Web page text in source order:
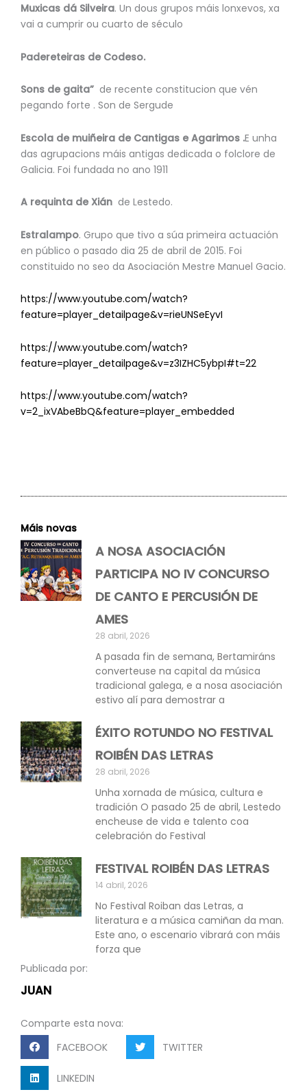
Publicada por:
JUAN
Comparte esta nova:
FACEBOOK
TWITTER
LINKEDIN
Muxicas dá Silveira. Un dous grupos máis lonxevos, xa
vai a cumprir ou cuarto de século
Padereteiras de Codeso.
Sons de gaita” de recente constitucion que vén
pegando forte . Son de Sergude
Escola de muiñeira de Cantigas e Agarimos .E unha
das agrupacions máis antigas dedicada o folclore de
Galicia. Foi fundada no ano 1911
A requinta de Xián de Lestedo.
Estralampo. Grupo que tivo a súa primeira actuación
en público o pasado dia 25 de abril de 2015. Foi
constituido no seo da Asociación Mestre Manuel Gacio.
https://www.youtube.com/watch?
feature=player_detailpage&v=rieUNSeEyvI
https://www.youtube.com/watch?
feature=player_detailpage&v=z3IZHC5ybpI#t=22
https://www.youtube.com/watch?
v=2_ixVAbeBbQ&feature=player_embedded
Máis novas
A NOSA ASOCIACIÓN
PARTICIPA NO IV CONCURSO
DE CANTO E PERCUSIÓN DE
AMES
28 abril, 2026
A pasada fin de semana, Bertamiráns
converteuse na capital da música
tradicional galega, e a nosa asociación
estivo alí para demostrar a
ÉXITO ROTUNDO NO FESTIVAL
ROIBÉN DAS LETRAS
28 abril, 2026
Unha xornada de música, cultura e
tradición O pasado 25 de abril, Lestedo
encheuse de vida e talento coa
celebración do Festival
FESTIVAL ROIBÉN DAS LETRAS
14 abril, 2026
No Festival Roiban das Letras, a
literatura e a música camiñan da man.
Este ano, o escenario vibrará con máis
forza que